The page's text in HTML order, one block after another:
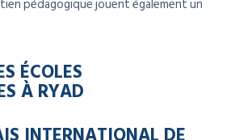
pédagogique jouent également un
ÉCOLES
À RYAD
INTERNATIONAL DE